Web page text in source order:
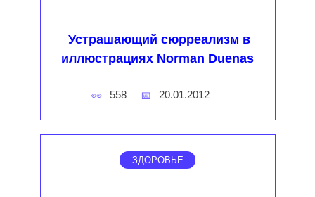
Устрашающий сюрреализм в
иллюстрациях Norman Duenas
558 20.01.2012
ЗДОРОВЬЕ